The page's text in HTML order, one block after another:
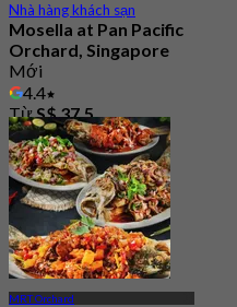
Nhà hàng khách sạn
Mosella at Pan Pacific
Orchard, Singapore
Mới
4.4
TừS$ 37.5
MRT Orchard